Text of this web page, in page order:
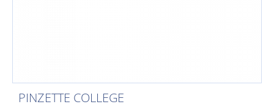
PINZETTE COLLEGE